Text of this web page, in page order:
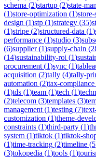
schema (2)startup (2)state-
(1)store-optimization (1)store-
design (1)stp (1)strategy (35)
(1)stripe (2)structured-data (1)
performance (1)studio (3)
(6)supplier(1)supply-chain (
(14)sustainability-roi (1)
procurement (1)sync (1)
acquisition (2)tally (4)tally-
automation (2)tax-compliance
(1)tds (1)team (1)tech (1)
(2)telecom (3)templates (3)
management (1)testing (7)
customization (1)theme-
constraints (1)third-party (1)
system (1)tiktok (1)tiktok-
(1)time-tracking (2)timeline (5
(3)tokopedia (1)tools (1)